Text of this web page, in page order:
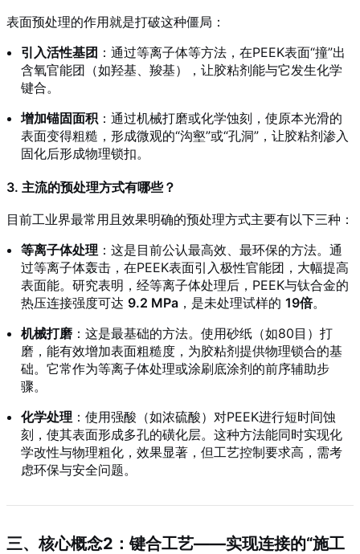
表面预处理的作用就是打破这种僵局：
引入活性基团 ：通过等离子体等方法，在PEEK表面“撞”出
含氧官能团（如羟基、羧基），让胶粘剂能与它发生化学
键合。
增加锚固面积 ：通过机械打磨或化学蚀刻，使原本光滑的
表面变得粗糙，形成微观的“沟壑”或“孔洞”，让胶粘剂渗入
固化后形成物理锁扣。
3. 主流的预处理方式有哪些？
目前工业界最常用且效果明确的预处理方式主要有以下三种：
等离子体处理 ：这是目前公认最高效、最环保的方法。通
过等离子体轰击，在PEEK表面引入极性官能团，大幅提高
表面能。研究表明，经等离子体处理后，PEEK与钛合金的
热压连接强度可达 9.2 MPa ，是未处理试样的 19倍。
机械打磨 ：这是最基础的方法。使用砂纸（如80目）打
磨，能有效增加表面粗糙度，为胶粘剂提供物理锁合的基
础。它常作为等离子体处理或涂刷底涂剂的前序辅助步
骤。
化学处理 ：使用强酸（如浓硫酸）对PEEK进行短时间蚀
刻，使其表面形成多孔的磺化层。这种方法能同时实现化
学改性与物理粗化，效果显著，但工艺控制要求高，需考
虑环保与安全问题。
三、核心概念2：键合工艺——实现连接的“施工